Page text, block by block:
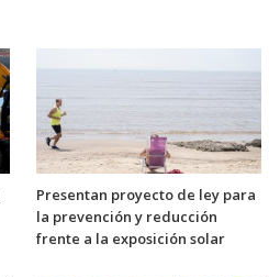
Presentan proyecto de ley para
la prevención y reducción
frente a la exposición solar